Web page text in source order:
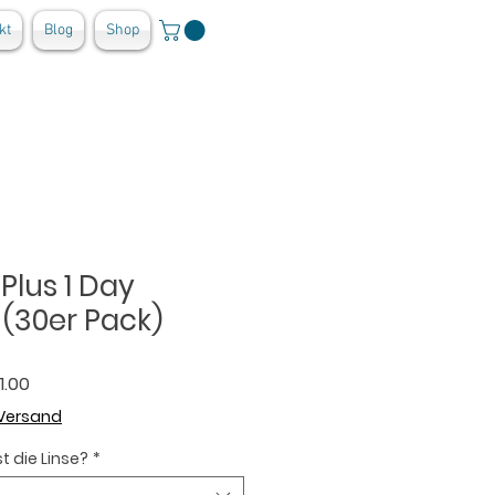
Blog Shop
Plus 1 Day
Pack)
Sale-Preis
die Linse? *